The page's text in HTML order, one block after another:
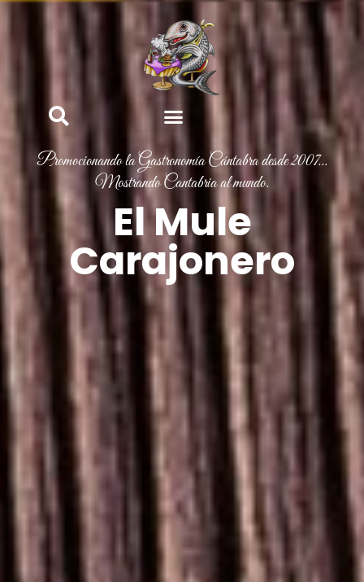
Promocionando la Gastronomía Cántabra desde 2007...
Mostrando Cantabria al mundo.
El Mule
Carajonero